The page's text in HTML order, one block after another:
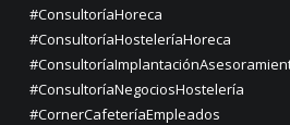
#ConsultoríaHoreca
#ConsultoríaHosteleríaHoreca
#ConsultoríaNegociosHostelería
#CornerCafeteríaEmpleados